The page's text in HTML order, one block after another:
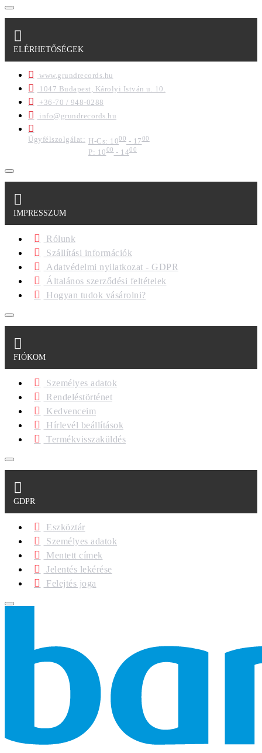
ELÉRHETŐSÉGEK
www.grundrecords.hu
1047 Budapest, Károlyi István u. 10.
+36-70 / 948-0288
info@grundrecords.hu
Ügyfélszolgálat: H-Cs: 1000 - 1700
P: 1000- 1400
IMPRESSZUM
Rólunk
Szállítási információk
Adatvédelmi nyilatkozat - GDPR
Általános szerződési feltételek
Hogyan tudok vásárolni?
FIÓKOM
Személyes adatok
Rendeléstörténet
Kedvenceim
Hírlevél beállítások
Termékvisszaküldés
GDPR
Eszköztár
Személyes adatok
Mentett címek
Jelentés lekérése
Felejtés joga